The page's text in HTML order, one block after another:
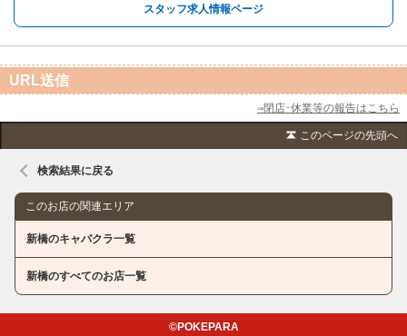
スタッフ求人情報ページ
URL送信
⇒閉店･休業等の報告はこちら
このページの先頭へ
検索結果に戻る
このお店の関連エリア
新橋のキャバクラ一覧
新橋のすべてのお店一覧
©POKEPARA